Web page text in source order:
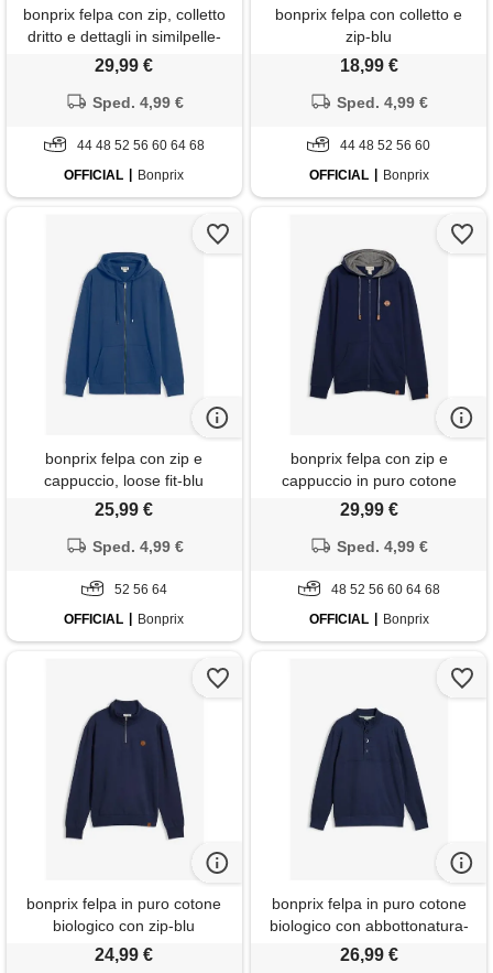
bonprix felpa con zip, colletto
dritto e dettagli in similpelle-
blu
29,99 €
Sped. 4,99 €
44 48 52 56 60 64 68
OFFICIAL
Bonprix
bonprix felpa con colletto e
zip-blu
18,99 €
Sped. 4,99 €
44 48 52 56 60
OFFICIAL
Bonprix
bonprix felpa con zip e
cappuccio, loose fit-blu
25,99 €
Sped. 4,99 €
52 56 64
OFFICIAL
Bonprix
bonprix felpa con zip e
cappuccio in puro cotone
biologico-blu
29,99 €
Sped. 4,99 €
48 52 56 60 64 68
OFFICIAL
Bonprix
bonprix felpa in puro cotone
biologico con zip-blu
24,99 €
bonprix felpa in puro cotone
biologico con abbottonatura-
blu
26,99 €